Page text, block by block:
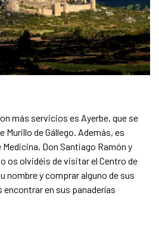
más servicios es Ayerbe, que se
Murillo de Gállego. Además, es
Don Santiago Ramón y
os olvidéis de visitar el Centro de
nombre y comprar alguno de sus
en sus panaderías